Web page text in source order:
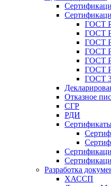
ГОСТ Р
ГОСТ Р
ГОСТ Р
ГОСТ Р
ГОСТ
ГОСТ Р
ГОСТ
Отказное
СГР
РДИ
Разработка
ХАССП